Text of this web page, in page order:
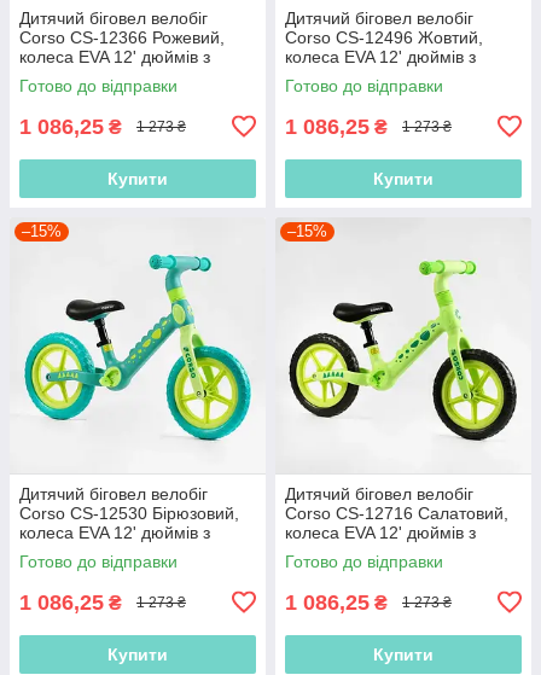
Дитячий біговел велобіг
Corso CS-12366 Рожевий,
колеса EVA 12' дюймів з
нейлоновою рамою та
вилкою
Готово до відправки
1 086,25 ₴ 1 273 ₴
Купити
Дитячий біговел велобіг
Corso CS-12496 Жовтий,
колеса EVA 12' дюймів з
нейлоновою рамою та
вилкою
Готово до відправки
1 086,25 ₴ 1 273 ₴
Купити
–15%
Дитячий біговел велобіг
Corso CS-12530 Бірюзовий,
колеса EVA 12' дюймів з
нейлоновою рамою та
вилкою
Готово до відправки
1 086,25 ₴ 1 273 ₴
Купити
–15%
Дитячий біговел велобіг
Corso CS-12716 Салатовий,
колеса EVA 12' дюймів з
нейлоновою рамою та
вилкою
Готово до відправки
1 086,25 ₴ 1 273 ₴
Купити